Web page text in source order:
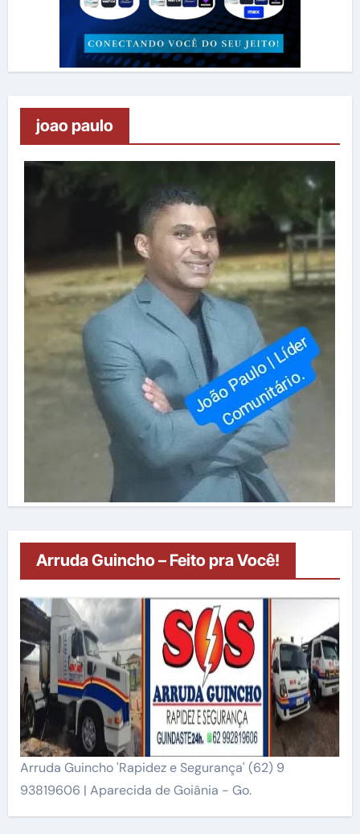
joao paulo
Arruda Guincho – Feito pra Você!
Arruda Guincho 'Rapidez e Segurança' (62) 9
93819606 | Aparecida de Goiânia - Go.